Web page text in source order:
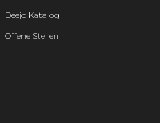
Deejo Katalog
Offene Stellen